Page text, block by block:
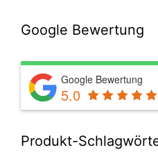
Google Bewertung
Google Bewertung
5.0
Produkt-